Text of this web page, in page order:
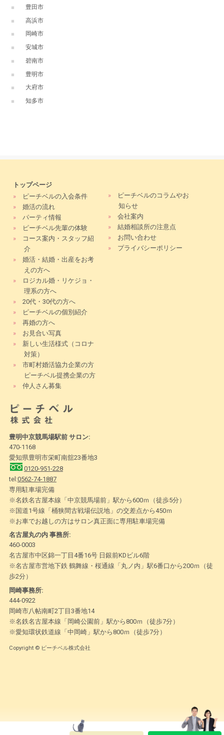
豊田市
高浜市
岡崎市
安城市
碧南市
豊明市
大府市
知多市
トップページ
»
ピーチベルの入会条件
»
婚活の流れ
»
パーティ情報
»
ピーチベル先輩の体験
»
コース案内・スタッフ紹
介
»
婚活・結婚・出産をお考
えの方へ
»
ロジカル婚・リケジョ・
理系の方へ
»
20代・30代の方へ
»
ピーチベルの個別紹介
»
再婚の方へ
»
お見合い写真
»
新しい生活様式（コロナ
対策）
»
市町村婚活協力企業の方
ピーチベル提携企業の方
»
仲人さん募集
»
ピーチベルのコラムやお
知らせ
»
会社案内
»
結婚相談所の注意点
»
お問い合わせ
»
プライバシーポリシー
豊明中京競馬場駅前 サロン:
470-1168
愛知県豊明市栄町南舘23番地3
0120-951-228
tel:0562-74-1887
専用駐車場完備
※名鉄名古屋本線「中京競馬場前」駅から600ｍ（徒歩5分）
※国道1号線「桶狭間古戦場伝説地」の交差点から450ｍ
※お車でお越しの方はサロン真正面に専用駐車場完備
名古屋丸の内 事務所:
460-0003
名古屋市中区錦一丁目4番16号 日銀前KDビル6階
※名古屋市営地下鉄 鶴舞線・桜通線「丸ノ内」駅6番口から200ｍ（徒
歩2分）
岡崎事務所:
444-0922
岡崎市八帖南町2丁目3番地14
※名鉄名古屋本線「岡崎公園前」駅から800ｍ（徒歩7分）
※愛知環状鉄道線「中岡崎」駅から800ｍ（徒歩7分）
Copyright © ピーチベル株式会社